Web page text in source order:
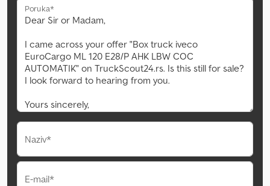
Poruka*
Naziv*
E-mail*